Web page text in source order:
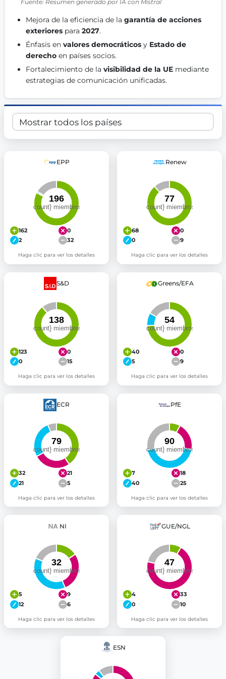
Get Involved
Become a member:Join us to advance digital democracy
Volunteer:
Contribute your skills in technology, design,
Support democracy: Help us strengthen accountability
Fuente: Resumen generado por IA con Mistral
Mejora de la eficiencia de la garantía de acciones
exteriores para 2027.
Énfasis en valores democráticos y Estado de
derecho en países socios.
Fortalecimiento de la visibilidad de la UE mediante
estrategias de comunicación unificadas.
EPP
162
0
2
32
Haga clic para ver los detalles
Renew
68
0
0
9
Haga clic para ver los detalles
S&D
123
0
0
15
Haga clic para ver los detalles
Greens/EFA
40
0
5
9
Haga clic para ver los detalles
ECR
32
21
21
5
Haga clic para ver los detalles
PfE
7
18
40
25
Haga clic para ver los detalles
NI
5
9
12
6
Haga clic para ver los detalles
GUE/NGL
4
33
0
10
Haga clic para ver los detalles
ESN